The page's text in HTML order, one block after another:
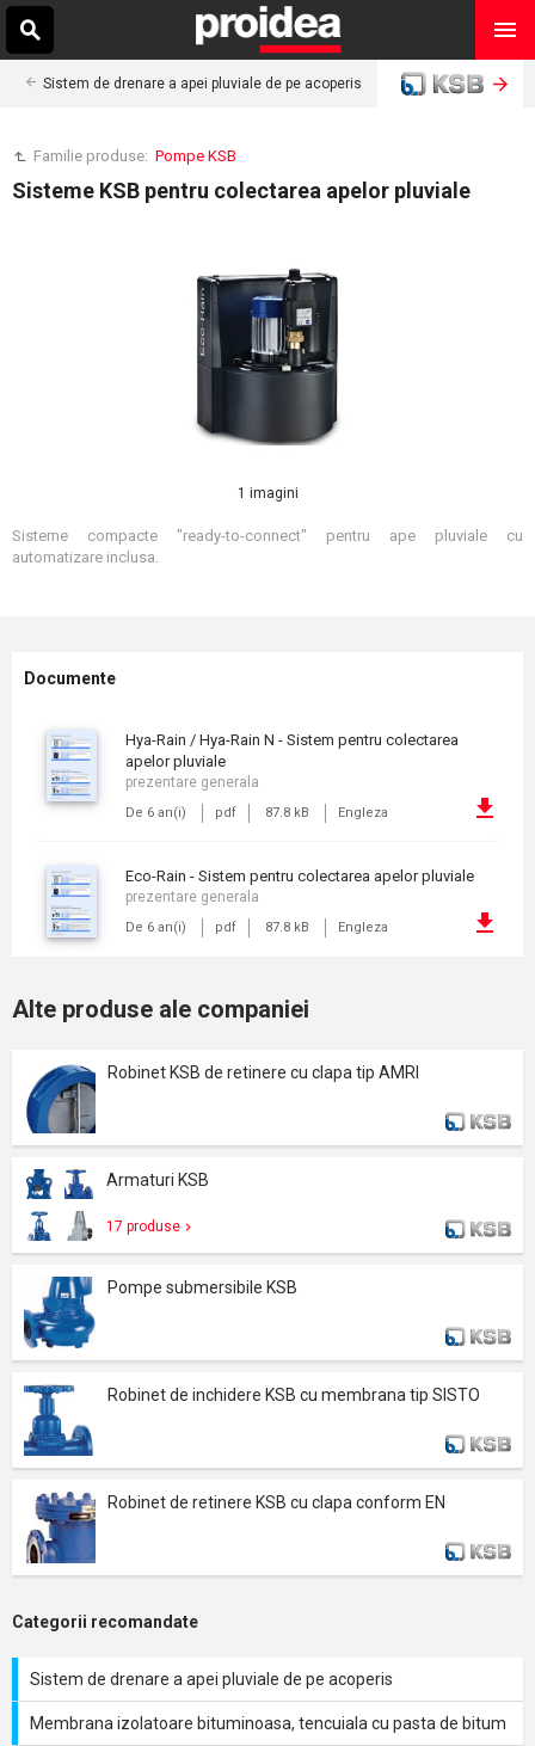
Sistem de drenare a apei pluviale de pe acoperis
Familie produse: Pompe KSB
Sisteme KSB pentru colectarea apelor pluviale
1 imagini
Sisteme compacte "ready-to-connect" pentru ape pluviale cu
automatizare inclusa.
Documente
Hya-Rain / Hya-Rain N - Sistem pentru colectarea
apelor pluviale
De 6 an(i) pdf 87.8 kB Engleza
prezentare generala
Eco-Rain - Sistem pentru colectarea apelor pluviale
De 6 an(i) pdf 87.8 kB Engleza
prezentare generala
Alte produse ale companiei
Robinet KSB de retinere cu clapa tip AMRI
Armaturi KSB
17 produse
Pompe submersibile KSB
Robinet de inchidere KSB cu membrana tip SISTO
Robinet de retinere KSB cu clapa conform EN
Categorii recomandate
Sistem de drenare a apei pluviale de pe acoperis
Membrana izolatoare bituminoasa, tencuiala cu pasta de bitum